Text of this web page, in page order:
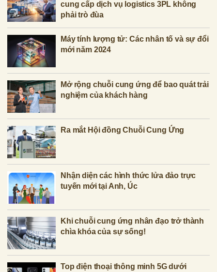
cung cấp dịch vụ logistics 3PL không
phải trò đùa
Máy tính lượng tử: Các nhân tố và sự đổi
mới năm 2024
Mở rộng chuỗi cung ứng để bao quát trải
nghiệm của khách hàng
Ra mắt Hội đồng Chuỗi Cung Ứng
Nhận diện các hình thức lửa đảo trực
tuyến mới tại Anh, Úc
Khi chuỗi cung ứng nhân đạo trở thành
chìa khóa của sự sống!
Top điện thoại thông minh 5G dưới